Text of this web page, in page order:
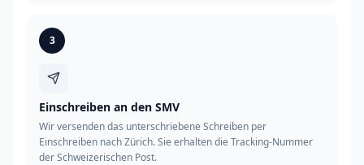
3
Einschreiben an den SMV
Wir versenden das unterschriebene Schreiben per
Einschreiben nach Zürich. Sie erhalten die Tracking-Nummer
der Schweizerischen Post.